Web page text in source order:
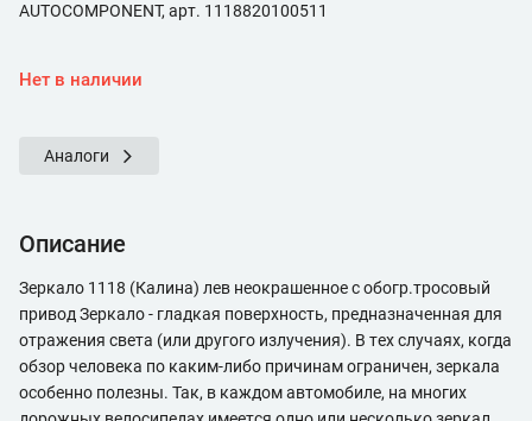
AUTOCOMPONENT, арт. 1118820100511
Нет в наличии
Аналоги
Описание
Зеркало 1118 (Калина) лев неокрашенное с обогр.тросовый
привод Зеркало - гладкая поверхность, предназначенная для
отражения света (или другого излучения). В тех случаях, когда
обзор человека по каким-либо причинам ограничен, зеркала
особенно полезны. Так, в каждом автомобиле, на многих